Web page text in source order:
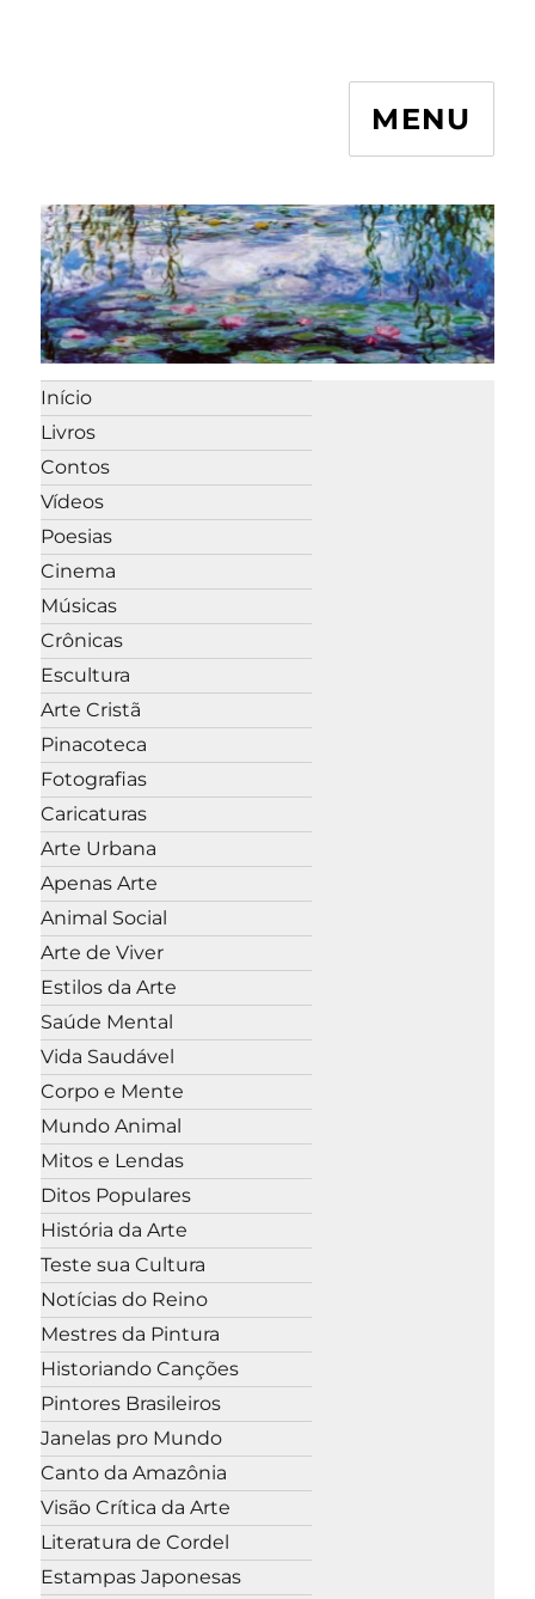
MENU
Início
Livros
Contos
Vídeos
Poesias
Cinema
Músicas
Crônicas
Escultura
Arte Cristã
Pinacoteca
Fotografias
Caricaturas
Arte Urbana
Apenas Arte
Animal Social
Arte de Viver
Estilos da Arte
Saúde Mental
Vida Saudável
Corpo e Mente
Mundo Animal
Mitos e Lendas
Ditos Populares
História da Arte
Teste sua Cultura
Notícias do Reino
Mestres da Pintura
Historiando Canções
Pintores Brasileiros
Janelas pro Mundo
Canto da Amazônia
Visão Crítica da Arte
Literatura de Cordel
Estampas Japonesas